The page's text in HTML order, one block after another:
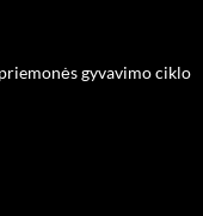
gyvavimo ciklo